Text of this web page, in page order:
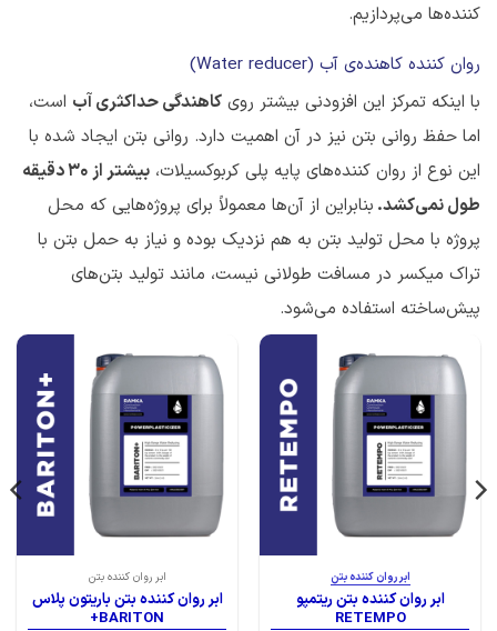
کننده‌ها می‌پردازیم.
روان کننده کاهنده‌ی آب (Water reducer)
با اینکه تمرکز این افزودنی بیشتر روی کاهندگی حداکثری آب است،
اما حفظ روانی بتن نیز در آن اهمیت دارد. روانی بتن ایجاد شده با
این نوع از روان کننده‌های پایه پلی کربوکسیلات،
بیشتر از ۳۰ دقیقه
طول نمی‌کشد. بنابراین از آن‌ها معمولاً برای پروژه‌هایی که محل
پروژه با محل تولید بتن به هم نزدیک بوده و نیاز به حمل بتن با
تراک میکسر در مسافت طولانی نیست، مانند تولید بتن‌های
پیش‌ساخته استفاده می‌شود.
ابر روان کننده بتن
ابر روان کننده بتن ریتمپو
RETEMPO
ابر روان کننده بتن
ابر روان کننده بتن باریتون پلاس
BARITON+